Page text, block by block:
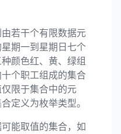
若干个有限数据元
期一到星期日七个
颜色红、黄、绿组
个职工组成的集合
限于集合中的元
定义为枚举类型。
能取值的集合，如